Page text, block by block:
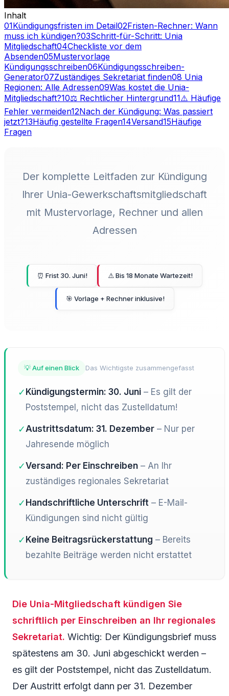
Inhalt
01Kündigungsfristen im Detail02Fristen-Rechner: Wann
muss ich kündigen?03Schritt-für-Schritt: Unia
Mitgliedschaft04Checkliste vor dem
Absenden05Mustervorlage
Kündigungsschreiben06Kündigungsschreiben-
Generator07Zuständiges Sekretariat finden08 ️ Unia
Regionen: Alle Adressen09Was kostet die Unia-
Mitgliedschaft?10⚖️ Rechtlicher Hintergrund11⚠️ Häufige
Fehler vermeiden12Nach der Kündigung: Was passiert
jetzt?13Häufig gestellte Fragen14Versand15Häufige
Fragen
Der komplette Leitfaden zur Kündigung
Ihrer Unia-Gewerkschaftsmitgliedschaft
mit Mustervorlage, Rechner und allen
Adressen
⏰ Frist 30. Juni! ⚠️ Bis 18 Monate Wartezeit!
🎯 Vorlage + Rechner inklusive!
💡 Auf einen Blick Das Wichtigste zusammengefasst
✓ Kündigungstermin: 30. Juni – Es gilt der
Poststempel, nicht das Zustelldatum!
✓ Austrittsdatum: 31. Dezember – Nur per
Jahresende möglich
✓Versand: Per Einschreiben – An Ihr
zuständiges regionales Sekretariat
✓ Handschriftliche Unterschrift – E-Mail-
Kündigungen sind nicht gültig
✓ Keine Beitragsrückerstattung – Bereits
bezahlte Beiträge werden nicht erstattet
Die Unia-Mitgliedschaft kündigen Sie
schriftlich per Einschreiben an Ihr regionales
Sekretariat. Wichtig: Der Kündigungsbrief muss
spätestens am 30. Juni abgeschickt werden –
es gilt der Poststempel, nicht das Zustelldatum.
Der Austritt erfolgt dann per 31. Dezember